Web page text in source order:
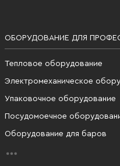
ОБОРУДОВАНИЕ ДЛЯ
Тепловое оборудование
Электромеханическое
Упаковочное оборудование
Посудомоечное
Оборудование для баров